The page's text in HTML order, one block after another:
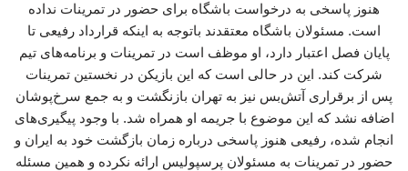
هنوز پاسخی به درخواست باشگاه برای حضور در تمرینات نداده
است. مسئولان باشگاه معتقدند باتوجه‌ به اینکه قرارداد رفیعی تا
پایان فصل اعتبار دارد، او موظف است در تمرینات و برنامه‌های تیم
شرکت کند. این در حالی است که این بازیکن در نخستین تمرینات
پس از برقراری آتش‌بس نیز به تهران بازنگشت و به جمع سرخ‌پوشان
اضافه نشد که این موضوع با جریمه او همراه شد. با وجود پیگیری‌های
انجام شده، رفیعی هنوز پاسخی درباره زمان بازگشت خود به ایران و
حضور در تمرینات به مسئولان پرسپولیس ارائه نکرده و همین مسئله